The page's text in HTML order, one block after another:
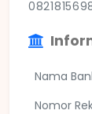
Nama
Nomor